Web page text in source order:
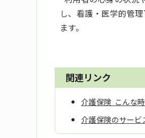
し、看護・医学的管
ます。
関連リンク
介護保険 こんな
介護保険のサービ